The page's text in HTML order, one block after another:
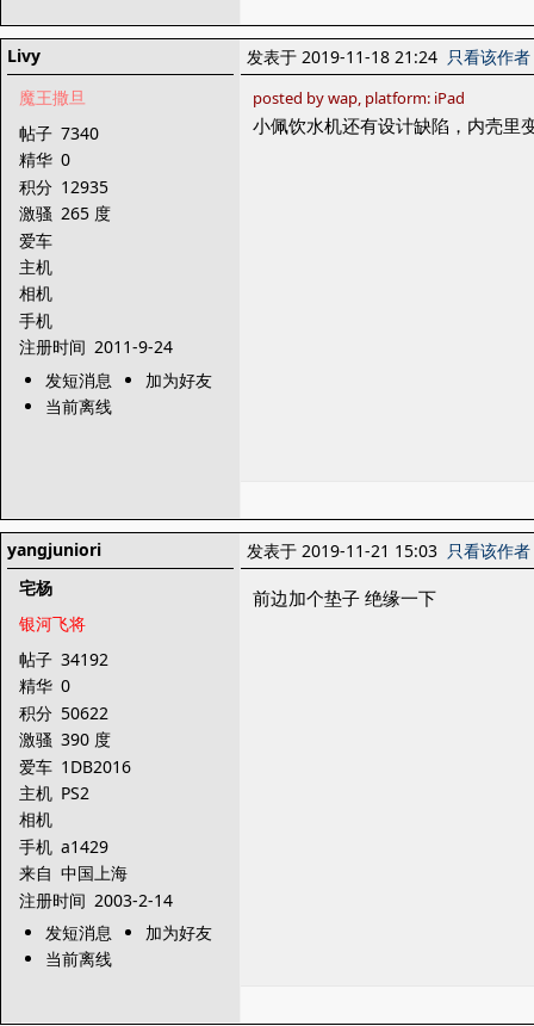
Livy
魔王撒旦
帖子 7340
精华 0
积分 12935
激骚 265 度
爱车
主机
相机
手机
注册时间 2011-9-24
发短消息
加为好友
当前离线
发表于 2019-11-18 21:24 只看该作者
posted by wap, platform: iPad
小佩饮水机还有设计缺陷，内壳里
yangjuniori
宅杨
银河飞将
帖子 34192
精华 0
积分 50622
激骚 390 度
爱车 1DB2016
主机 PS2
相机
手机 a1429
来自 中国上海
注册时间 2003-2-14
发短消息
加为好友
当前离线
发表于 2019-11-21 15:03 只看该作者
前边加个垫子 绝缘一下